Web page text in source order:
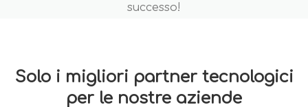
successo!
Solo i migliori partner tecnologici
per le nostre aziende